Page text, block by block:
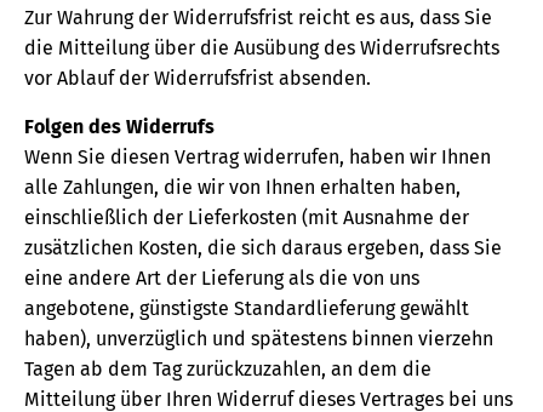
Zur Wahrung der Widerrufsfrist reicht es aus, dass Sie
die Mitteilung über die Ausübung des Widerrufsrechts
vor Ablauf der Widerrufsfrist absenden.
Folgen des Widerrufs
Wenn Sie diesen Vertrag widerrufen, haben wir Ihnen
alle Zahlungen, die wir von Ihnen erhalten haben,
einschließlich der Lieferkosten (mit Ausnahme der
zusätzlichen Kosten, die sich daraus ergeben, dass Sie
eine andere Art der Lieferung als die von uns
angebotene, günstigste Standardlieferung gewählt
haben), unverzüglich und spätestens binnen vierzehn
Tagen ab dem Tag zurückzuzahlen, an dem die
Mitteilung über Ihren Widerruf dieses Vertrages bei uns